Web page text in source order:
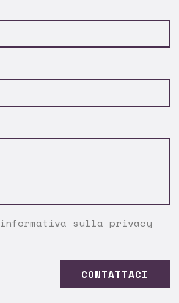
informativa sulla privacy